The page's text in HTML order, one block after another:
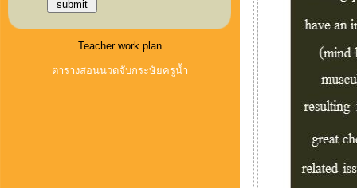
Teacher work plan
ตารางสอนนวดจับกระษัยครูน้ำ